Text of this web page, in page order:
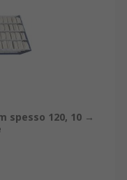
spesso 120, 10 →